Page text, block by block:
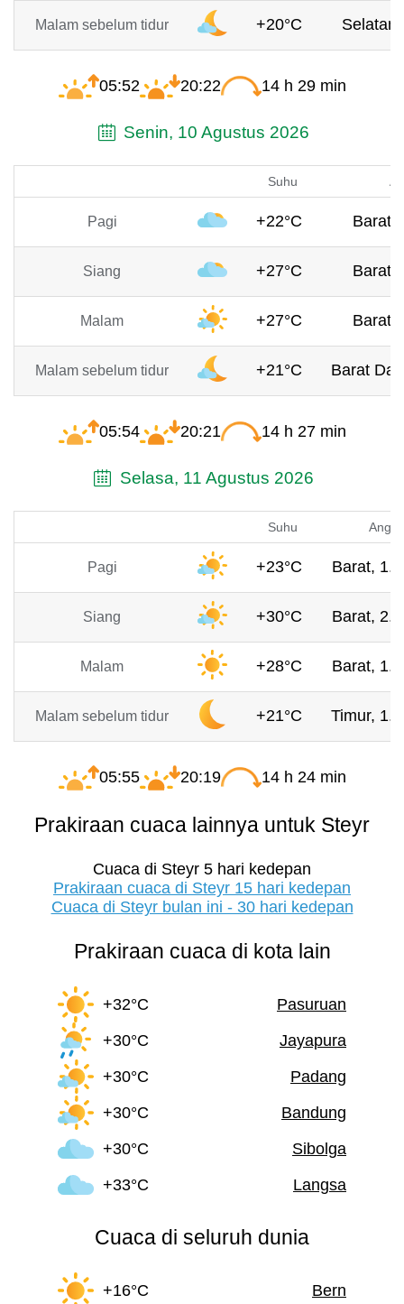
Malam sebelum tidur +20°C
05:52 20:22 14 h 29 min
Senin, 10 Agustus 2026
Suhu
Pagi +22°C Barat,
Siang +27°C Barat,
Malam +27°C Barat,
Malam sebelum tidur +21°C Barat
05:54 20:21 14 h 27 min
Selasa, 11 Agustus 2026
Suhu Angin
Pagi +23°C Barat,
Siang +30°C Barat,
Malam +28°C Barat,
Malam sebelum tidur +21°C Timur,
05:55 20:19 14 h 24 min
Prakiraan cuaca lainnya untuk Steyr
Cuaca di Steyr 5 hari kedepan
Prakiraan cuaca di Steyr 15 hari kedepan
Cuaca di Steyr bulan ini - 30 hari kedepan
Prakiraan cuaca di kota lain
+32°C
Pasuruan
+30°C
Jayapura
+30°C
Padang
+30°C
Bandung
+30°C
Sibolga
+33°C
Langsa
Cuaca di seluruh dunia
+16°C Bern